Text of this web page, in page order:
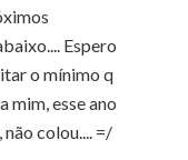
Espero
o mínimo q
mim, esse ano
não colou.... =/